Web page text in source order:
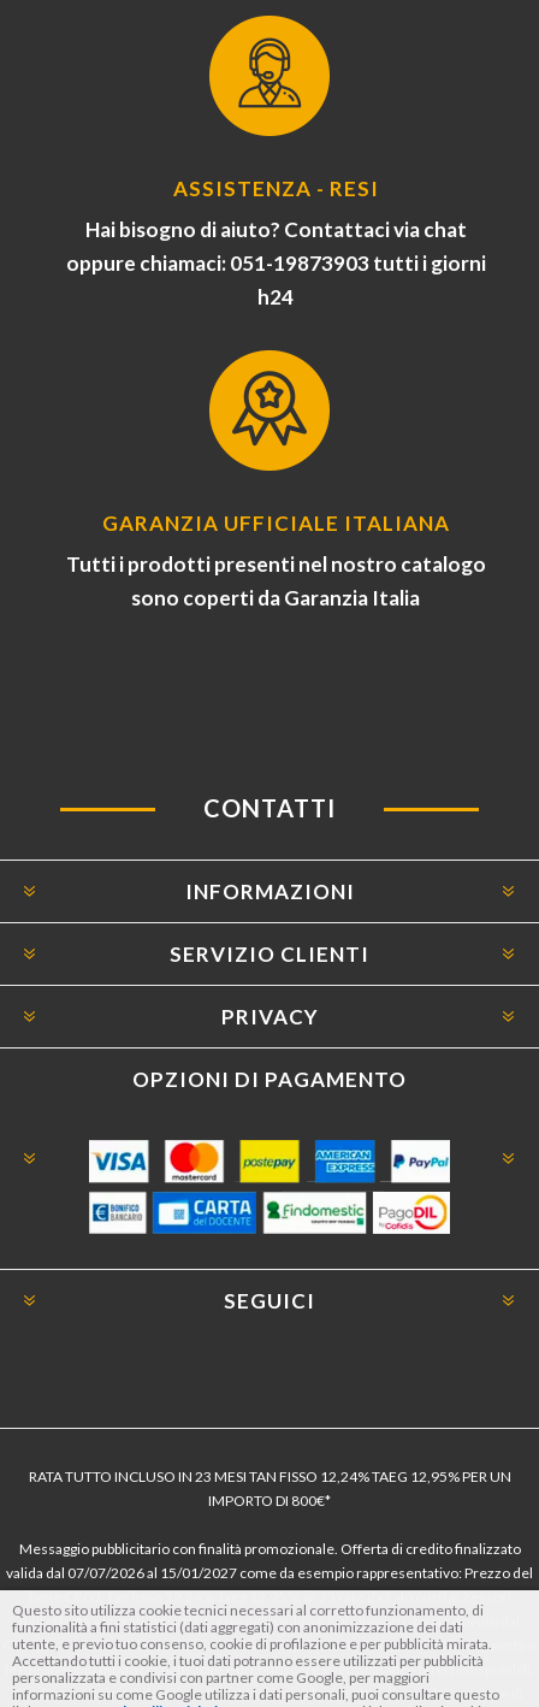
ASSISTENZA - RESI
Hai bisogno di aiuto? Contattaci via chat
oppure chiamaci: 051-19873903 tutti i giorni
h24
GARANZIA UFFICIALE ITALIANA
Tutti i prodotti presenti nel nostro catalogo
sono coperti da Garanzia Italia
CONTATTI
INFORMAZIONI
SERVIZIO CLIENTI
PRIVACY
OPZIONI DI PAGAMENTO
SEGUICI
RATA TUTTO INCLUSO IN 23 MESI TAN FISSO 12,24% TAEG 12,95% PER UN
IMPORTO DI 800€*
Messaggio pubblicitario con finalità promozionale. Offerta di credito finalizzato
valida dal 07/07/2026 al 15/01/2027 come da esempio rappresentativo: Prezzo del
dell’offerta azzerati. Importo totale del credito € 800. Importo totale dovuto dal
Consumatore € 920. Decorrenza media della prima rata a 90 giorni. Al fine di gestire
le tue spese in modo responsabile e di conoscere eventuali altre offerte disponibili,
Findomestic ti ricorda, prima di sottoscrivere il contratto, di prendere visione di
Questo sito utilizza cookie tecnici necessari al corretto funzionamento, di
funzionalità a fini statistici (dati aggregati) con anonimizzazione dei dati
utente, e previo tuo consenso, cookie di profilazione e per pubblicità mirata.
Accettando tutti i cookie, i tuoi dati potranno essere utilizzati per pubblicità
personalizzata e condivisi con partner come Google, per maggiori
informazioni su come Google utilizza i dati personali, puoi consultare questo